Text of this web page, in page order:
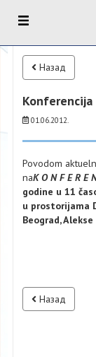
Назад
Konferencija
01.06.2012.
Povodom
naK O N F E R E
godine u 11
u prostorijama
Beograd,
Назад